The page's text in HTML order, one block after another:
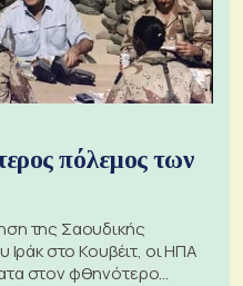
πόλεμος των
της Σαουδικής
Ιράκ στο Κουβέιτ, οι ΗΠΑ
στον φθηνότερο